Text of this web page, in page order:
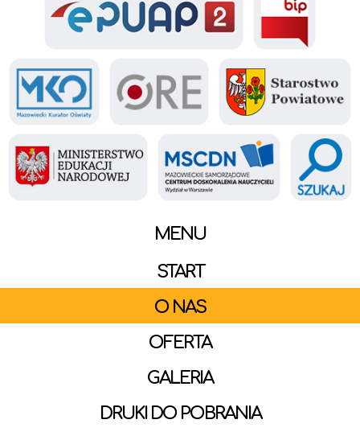
MENU
START
O NAS
OFERTA
GALERIA
DRUKI DO POBRANIA